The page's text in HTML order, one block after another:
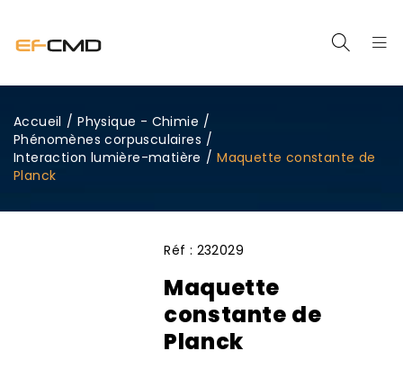
Accueil / Physique - Chimie /
Phénomènes corpusculaires /
Interaction lumière-matière / Maquette constante de
Planck
Réf : 232029
Maquette
constante de
Planck